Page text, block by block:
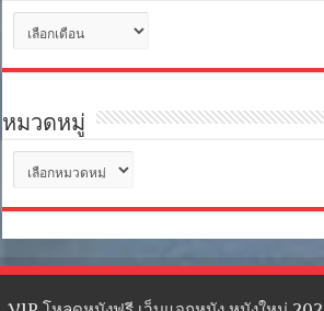
คลัง
เก็บ
หมวดหมู่
หมวด
หมู่